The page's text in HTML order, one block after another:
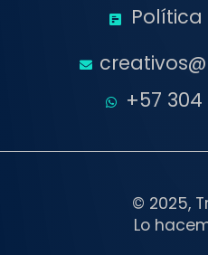
+57
© 2025,
Lo